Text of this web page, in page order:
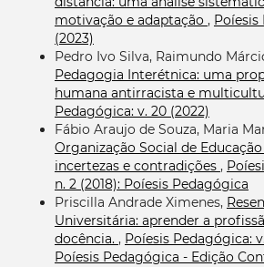
motivação e adaptação , Poíesis
(2023)
Pedro Ivo Silva, Raimundo
Pedagogia Interétnica: uma
humana antirracista e
Pedagógica: v. 20 (2022)
Fábio Araujo de Souza, Maria
Organização Social de
incertezas e contradições ,
n. 2 (2018): Poíesis Pedagógica
Priscilla Andrade Ximenes,
Universitária: aprender a
docência. , Poíesis Pedagógica: v.
Poíesis Pedagógica - Edição